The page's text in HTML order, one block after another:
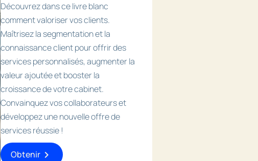
Découvrez dans ce livre blanc
comment valoriser vos clients.
Maîtrisez la segmentation et la
connaissance client pour offrir des
services personnalisés, augmenter la
valeur ajoutée et booster la
croissance de votre cabinet.
Convainquez vos collaborateurs et
développez une nouvelle offre de
services réussie !
Obtenir chevron_right